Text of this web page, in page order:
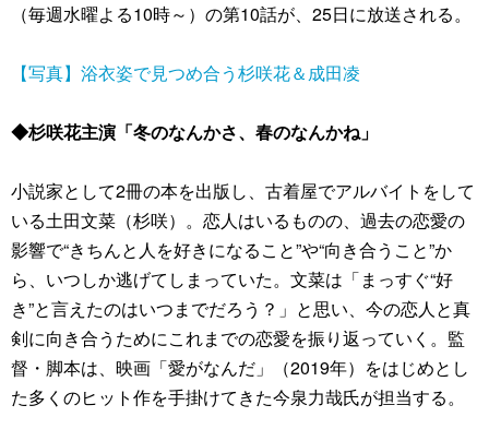
（毎週水曜よる10時～）の第10話が、25日に放送される。
【写真】浴衣姿で見つめ合う杉咲花＆成田凌
◆杉咲花主演「冬のなんかさ、春のなんかね」
⼩説家として2冊の本を出版し、古着屋でアルバイトをして
いる⼟⽥⽂菜（杉咲）。恋⼈はいるものの、過去の恋愛の
影響で“きちんと⼈を好きになること”や“向き合うこと”か
ら、いつしか逃げてしまっていた。⽂菜は「まっすぐ“好
き”と⾔えたのはいつまでだろう？」と思い、今の恋⼈と真
剣に向き合うためにこれまでの恋愛を振り返っていく。監
督・脚本は、映画「愛がなんだ」（2019年）をはじめとし
た多くのヒット作を手掛けてきた今泉力哉氏が担当する。